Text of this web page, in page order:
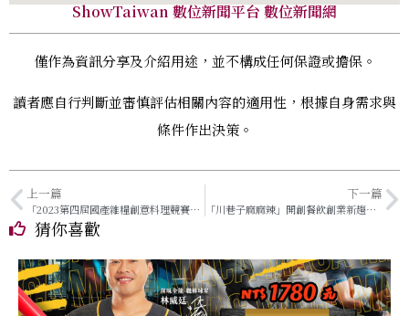
ShowTaiwan 數位新聞平台 數位新聞網
僅作為資訊分享及介紹用途，並不構成任何保證或擔保。
讀者應自行判斷並審慎評估相關內容的適用性，根據自身需求與
條件作出決策。
上一篇
「2023第四屆國產雜糧創意料理競賽」 開平餐飲狂攬三獎開平餐飲各類競賽皆奪獎成大贏家 運用專業創意研發好糧好食
下一篇
「川巷子麻麻辣」開創餐飲創業新趨勢，品味四川麻辣的獨特之處
猜你喜歡